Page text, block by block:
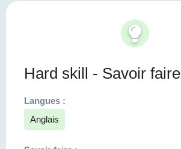
Hard skill - Savoir faire
Langues :
Anglais